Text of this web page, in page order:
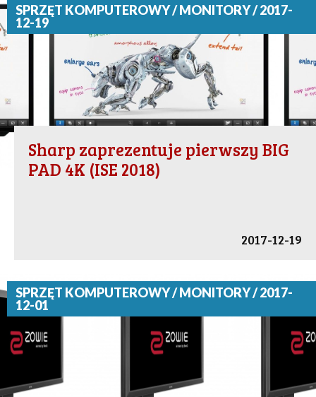
SPRZĘT KOMPUTEROWY / MONITORY / 2017-
12-19
Sharp zaprezentuje pierwszy BIG
PAD 4K (ISE 2018)
2017-12-19
SPRZĘT KOMPUTEROWY / MONITORY / 2017-
12-01